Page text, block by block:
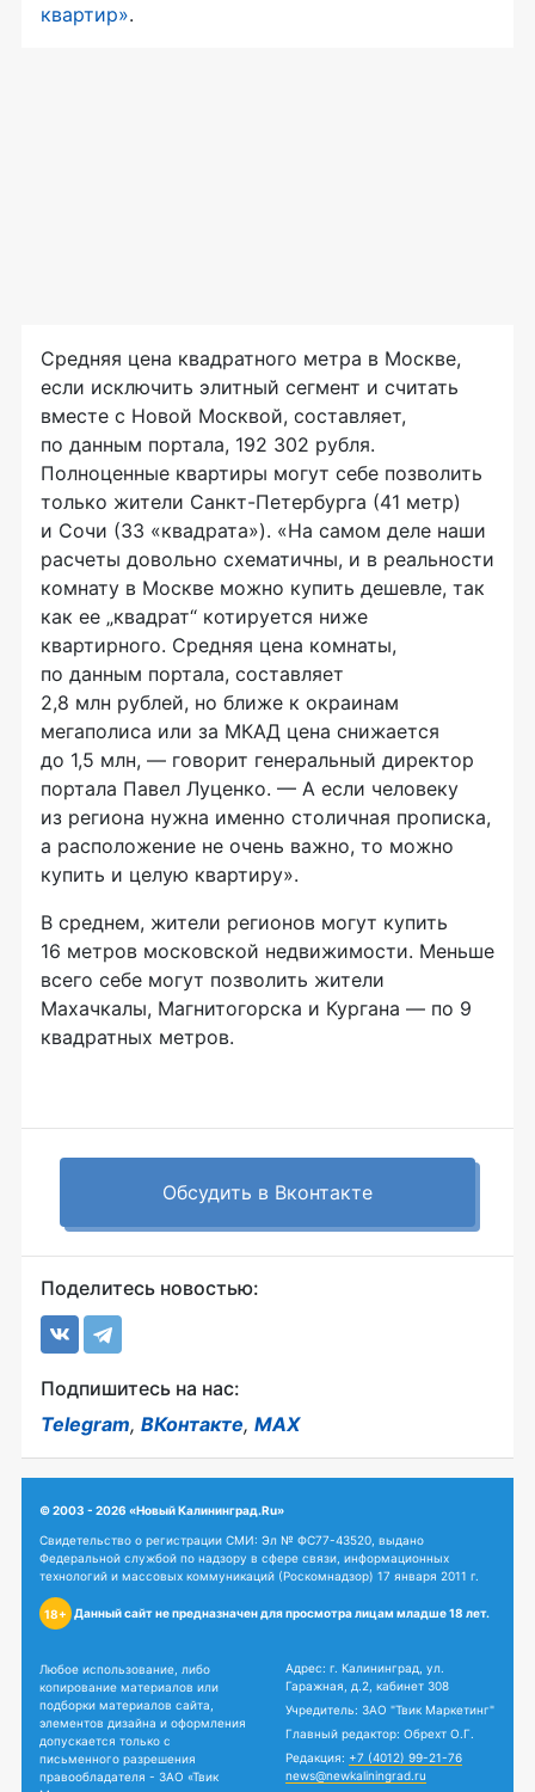
квартир».
Средняя цена квадратного метра в Москве,
если исключить элитный сегмент и считать
вместе с Новой Москвой, составляет,
по данным портала, 192 302 рубля.
Полноценные квартиры могут себе позволить
только жители Санкт-Петербурга (41 метр)
и Сочи (33 «квадрата»). «На самом деле наши
расчеты довольно схематичны, и в реальности
комнату в Москве можно купить дешевле, так
как ее „квадрат“ котируется ниже
квартирного. Средняя цена комнаты,
по данным портала, составляет
2,8 млн рублей, но ближе к окраинам
мегаполиса или за МКАД цена снижается
до 1,5 млн, — говорит генеральный директор
портала Павел Луценко. — А если человеку
из региона нужна именно столичная прописка,
а расположение не очень важно, то можно
купить и целую квартиру».
В среднем, жители регионов могут купить
16 метров московской недвижимости. Меньше
всего себе могут позволить жители
Махачкалы, Магнитогорска и Кургана — по 9
квадратных метров.
Обсудить в Вконтакте
Поделитесь новостью:
Подпишитесь на нас:
Telegram, ВКонтакте, MAX
© 2003 - 2026 «Новый Калининград.Ru»
Свидетельство о регистрации СМИ: Эл № ФС77-43520, выдано
Федеральной службой по надзору в сфере связи, информационных
технологий и массовых коммуникаций (Роскомнадзор) 17 января 2011 г.
18+ Данный сайт не предназначен для просмотра лицам младше 18 лет.
Любое использование, либо
копирование материалов или
подборки материалов сайта,
элементов дизайна и оформления
допускается только с
письменного разрешения
правообладателя - ЗАО «Твик
Адрес: г. Калининград, ул.
Гаражная, д.2, кабинет 308
Учредитель: ЗАО "Твик Маркетинг"
Главный редактор: Обрехт О.Г.
Редакция: +7 (4012) 99-21-76
news@newkaliningrad.ru